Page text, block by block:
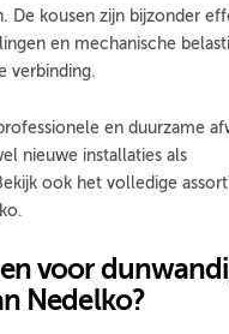
De kousen zijn bijzonder
en mechanische
verbinding.
en duurzame
nieuwe installaties als
ook het volledige
voor
Nedelko?